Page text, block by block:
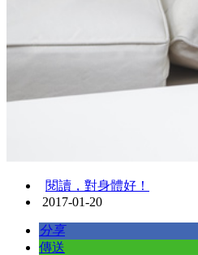
閱讀，對身體好！
2017-01-20
分享
傳送